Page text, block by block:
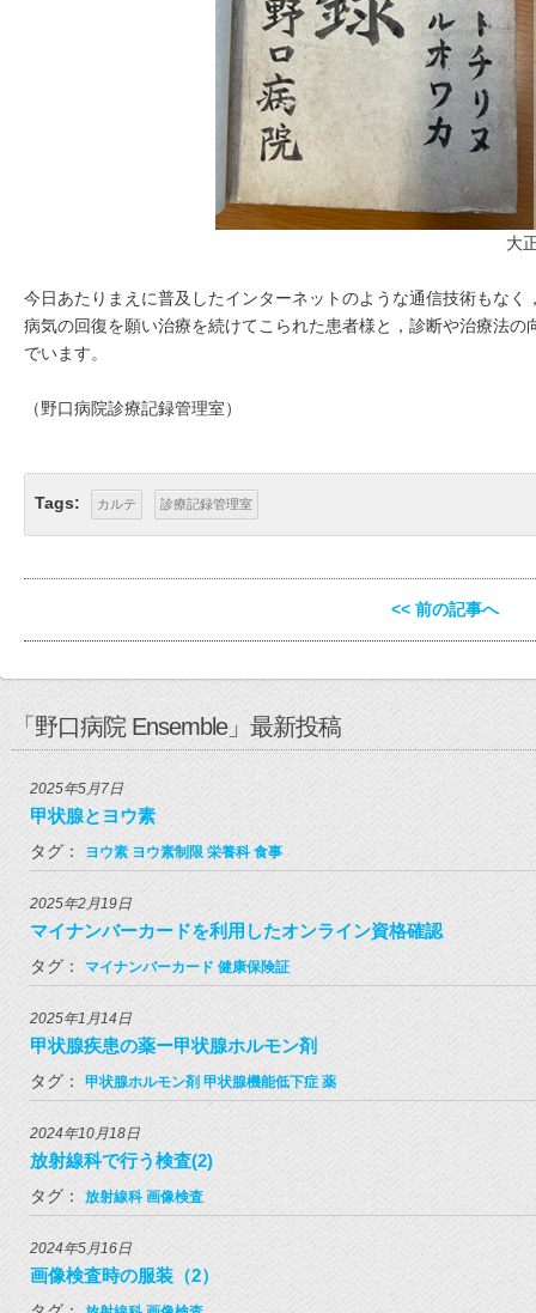
大
今日あたりまえに普及したインターネットのような通信技術もな
病気の回復を願い治療を続けてこられた患者様と，診断や治療法
でいます。
（野口病院診療記録管理室）
Tags: カルテ 診療記録管理室
<< 前の記事へ
「野口病院 Ensemble」最新投稿
2025年5月7日
甲状腺とヨウ素
タグ： ヨウ素 ヨウ素制限 栄養科 食事
2025年2月19日
マイナンバーカードを利用したオンライン資格確認
タグ： マイナンバーカード 健康保険証
2025年1月14日
甲状腺疾患の薬ー甲状腺ホルモン剤
タグ： 甲状腺ホルモン剤 甲状腺機能低下症 薬
2024年10月18日
放射線科で行う検査(2)
タグ： 放射線科 画像検査
2024年5月16日
画像検査時の服装（2）